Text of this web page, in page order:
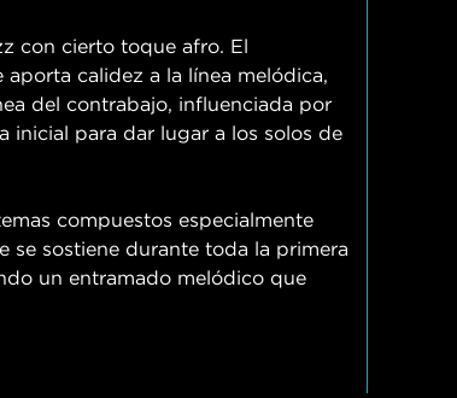
con cierto toque afro. El
calidez a la línea melódica,
del contrabajo, influenciada por
inicial para dar lugar a los solos de
compuestos especialmente
se sostiene durante toda la primera
un entramado melódico que